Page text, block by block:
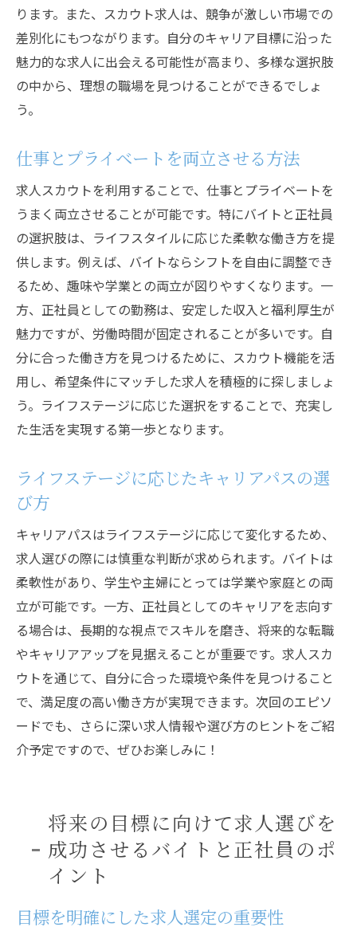
ります。また、スカウト求人は、競争が激しい市場での
差別化にもつながります。自分のキャリア目標に沿った
魅力的な求人に出会える可能性が高まり、多様な選択肢
の中から、理想の職場を見つけることができるでしょ
う。
仕事とプライベートを両立させる方法
求人スカウトを利用することで、仕事とプライベートを
うまく両立させることが可能です。特にバイトと正社員
の選択肢は、ライフスタイルに応じた柔軟な働き方を提
供します。例えば、バイトならシフトを自由に調整でき
るため、趣味や学業との両立が図りやすくなります。一
方、正社員としての勤務は、安定した収入と福利厚生が
魅力ですが、労働時間が固定されることが多いです。自
分に合った働き方を見つけるために、スカウト機能を活
用し、希望条件にマッチした求人を積極的に探しましょ
う。ライフステージに応じた選択をすることで、充実し
た生活を実現する第一歩となります。
ライフステージに応じたキャリアパスの選
び方
キャリアパスはライフステージに応じて変化するため、
求人選びの際には慎重な判断が求められます。バイトは
柔軟性があり、学生や主婦にとっては学業や家庭との両
立が可能です。一方、正社員としてのキャリアを志向す
る場合は、長期的な視点でスキルを磨き、将来的な転職
やキャリアアップを見据えることが重要です。求人スカ
ウトを通じて、自分に合った環境や条件を見つけること
で、満足度の高い働き方が実現できます。次回のエピソ
ードでも、さらに深い求人情報や選び方のヒントをご紹
介予定ですので、ぜひお楽しみに！
将来の目標に向けて求人選びを
成功させるバイトと正社員のポ
イント
目標を明確にした求人選定の重要性